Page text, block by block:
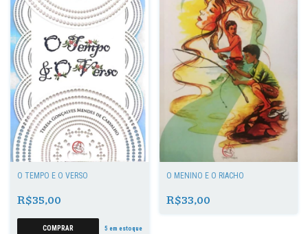
O TEMPO E O VERSO
R$35,00
5 em estoque
O MENINO E O RIACHO
R$33,00